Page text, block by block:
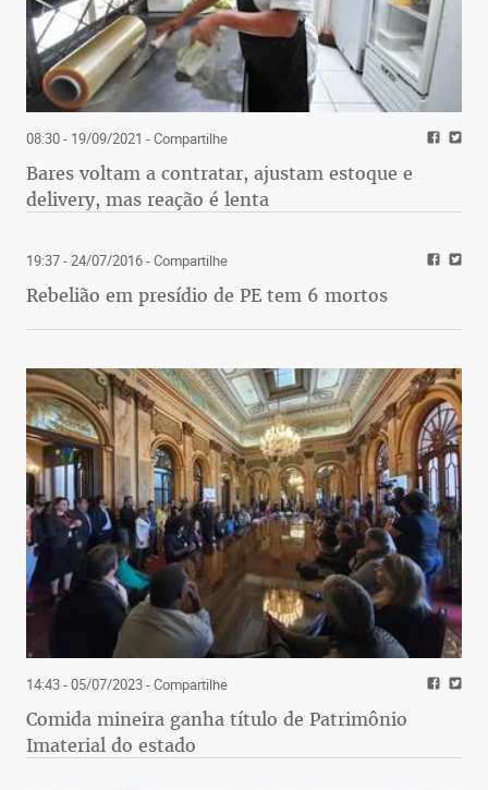
08:30 - 19/09/2021 - Compartilhe
Bares voltam a contratar, ajustam estoque e
delivery, mas reação é lenta
19:37 - 24/07/2016- Compartilhe
Rebelião em presídio de PE tem 6 mortos
14:43 - 05/07/2023- Compartilhe
Comida mineira ganha título de Patrimônio
Imaterial do estado